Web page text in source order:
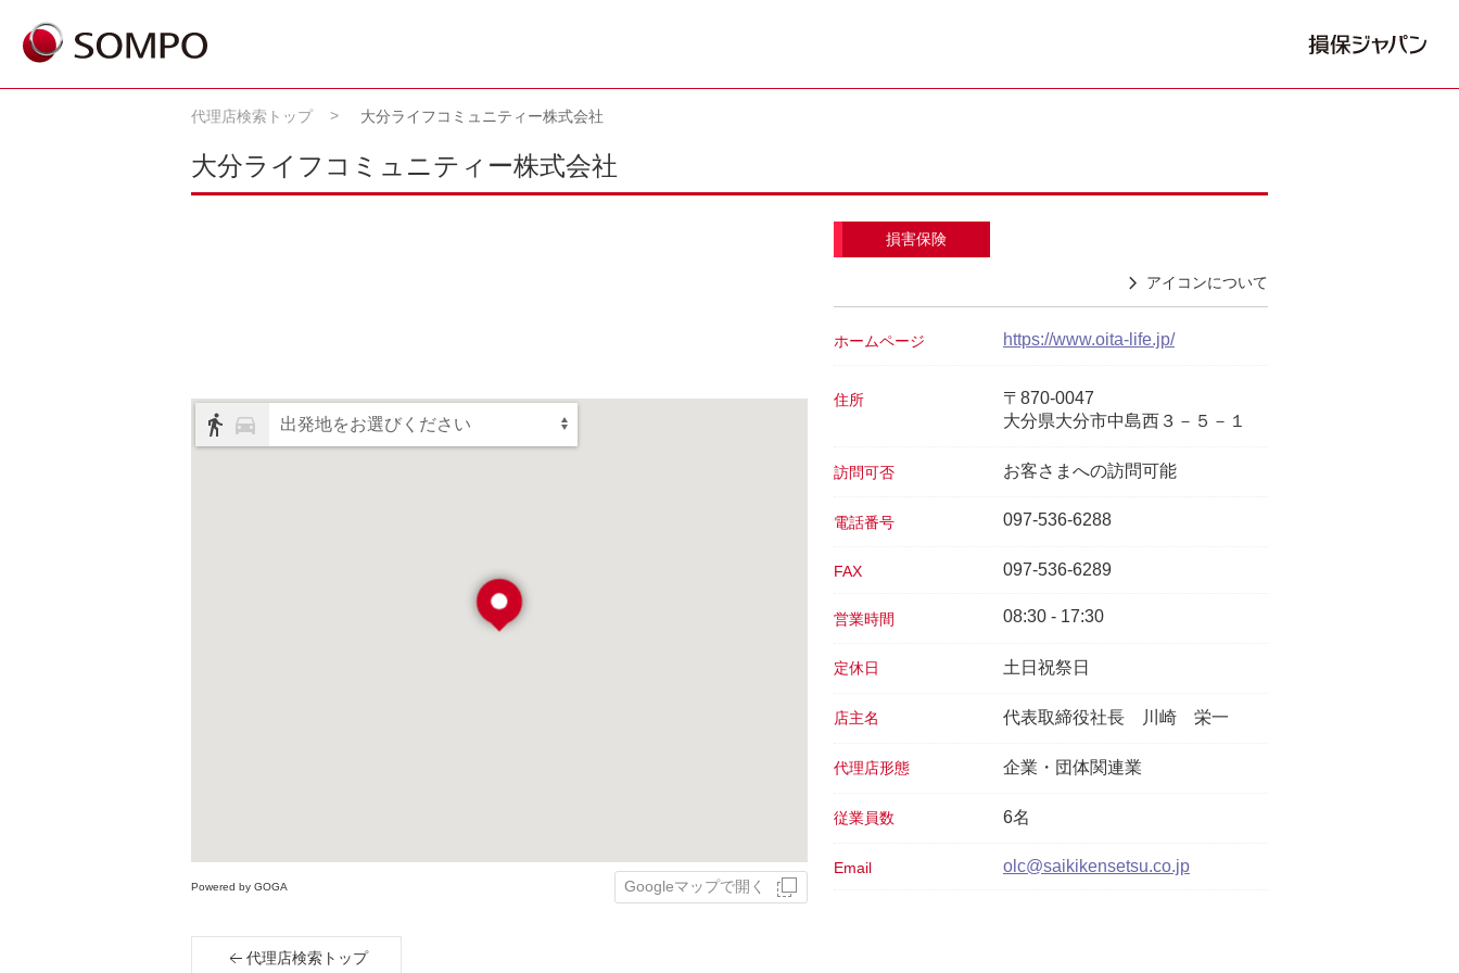
代理店検索トップ 大分ライフコミュニティー株式会社
大分ライフコミュニティー株式会社
損害保険
アイコンについて
ホームページ https://www.oita-life.jp/
住所
〒870-0047
大分県大分市中島西３－５－１
訪問可否 お客さまへの訪問可能
電話番号 097-536-6288
FAX 097-536-6289
営業時間 08:30 - 17:30
定休日 土日祝祭日
店主名 代表取締役社長 川崎 栄一
代理店形態 企業・団体関連業
従業員数 6名
Email olc@saikikensetsu.co.jp
出発地をお選びください
Powered by GOGA Googleマップで開く
代理店検索トップ